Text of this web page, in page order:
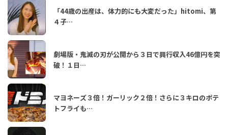
「44歳の出産は、体力的にも大変だった」hitomi、第
４子…
劇場版・鬼滅の刃が公開から３日で興行収入46億円を突
破！１日…
マヨネーズ３倍！ガーリック２倍！さらに３キロのポテ
トフライも…